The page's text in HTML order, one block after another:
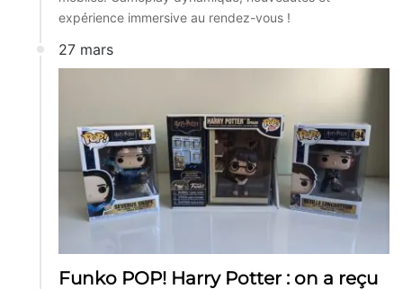
expérience immersive au rendez-vous !
27 mars
Funko POP! Harry Potter : on a reçu